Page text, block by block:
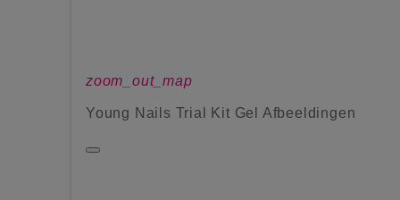
zoom_out_map
Young Nails Trial Kit Gel Afbeeldingen